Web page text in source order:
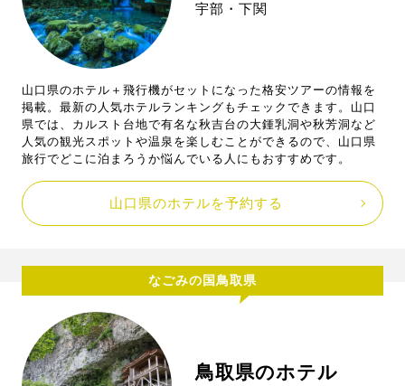
宇部・下関
山口県のホテル＋飛行機がセットになった格安ツアーの情報を
掲載。最新の人気ホテルランキングもチェックできます。山口
県では、カルスト台地で有名な秋吉台の大鍾乳洞や秋芳洞など
人気の観光スポットや温泉を楽しむことができるので、山口県
旅行でどこに泊まろうか悩んでいる人にもおすすめです。
山口県のホテルを予約する
なごみの国鳥取県
鳥取県のホテル